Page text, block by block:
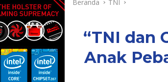
Beranda TNI
“TNI dan
Anak